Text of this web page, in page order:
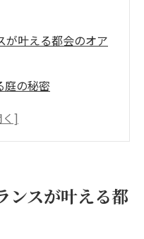
が叶える都会のオア
庭の秘密
価値を創造
共生を考える
然空間
ンスが叶える都